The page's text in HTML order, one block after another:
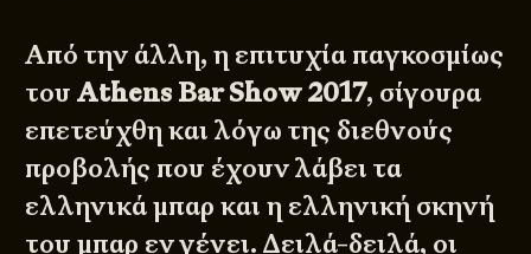
Από την άλλη, η επιτυχία παγκοσμίως
τουAthens Bar Show 2017, σίγουρα
επετεύχθη και λόγω της διεθνούς
προβολής που έχουν λάβει τα
ελληνικά μπαρ και η ελληνική σκηνή
του μπαρ εν γένει. Δειλά-δειλά, οι